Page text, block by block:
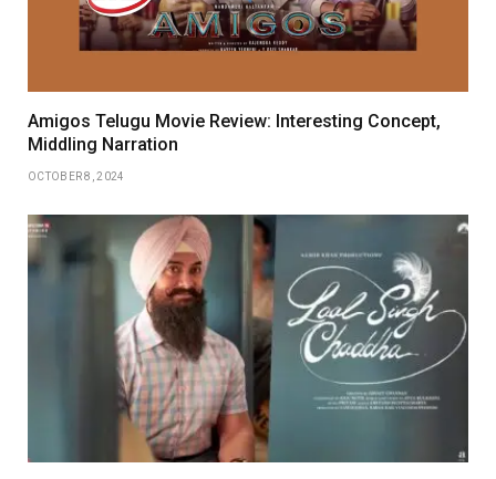
Amigos Telugu Movie Review: Interesting Concept,
Middling Narration
OCTOBER 8, 2024